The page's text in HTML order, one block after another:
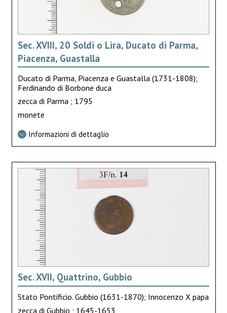
Sec. XVIII, 20 Soldi o Lira, Ducato di Parma,
Piacenza, Guastalla
Ducato di Parma, Piacenza e Guastalla (1731-1808);
Ferdinando di Borbone duca
zecca di Parma ; 1795
monete
Informazioni di dettaglio
Sec. XVII, Quattrino, Gubbio
Stato Pontificio. Gubbio (1631-1870); Innocenzo X papa
zecca di Gubbio ; 1645-1653